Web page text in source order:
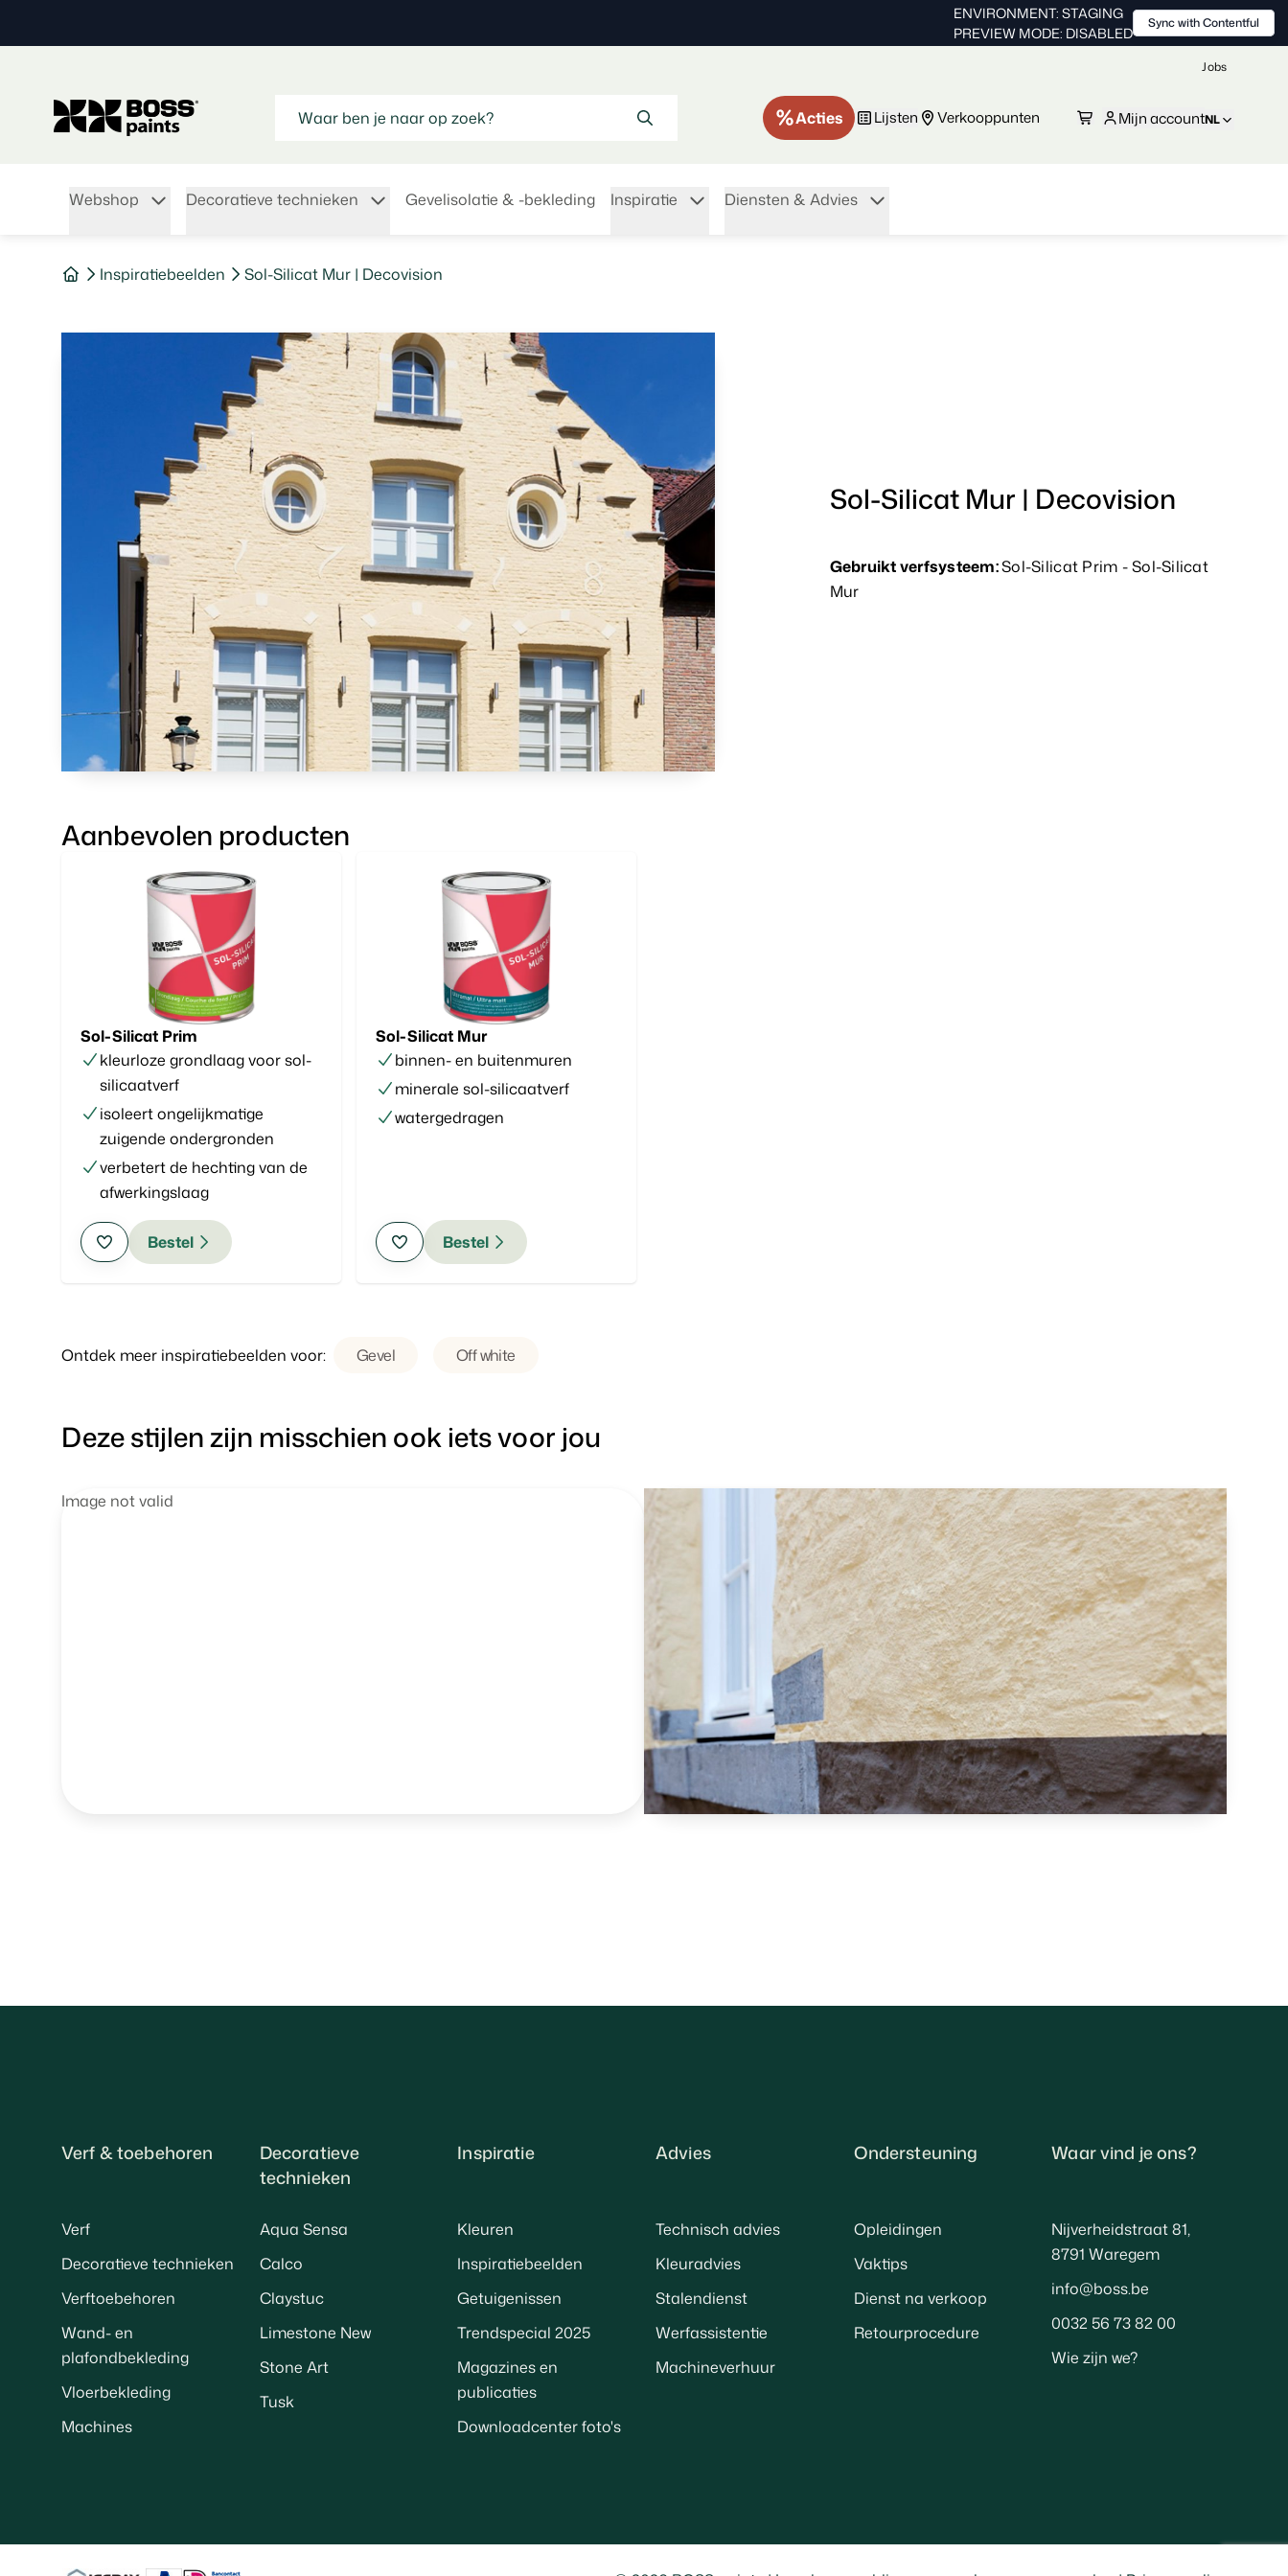
Jobs
Acties Lijsten Verkooppunten Mijn accountNL
Webshop Decoratieve technieken Gevelisolatie & -bekleding Inspiratie Diensten & Advies
Inspiratiebeelden Sol-Silicat Mur | Decovision
Sol-Silicat Mur | Decovision
Gebruikt verfsysteem:Sol-Silicat Prim - Sol-Silicat
Mur
Aanbevolen producten
Sol-Silicat Prim
kleurloze grondlaag voor sol-
silicaatverf
isoleert ongelijkmatige
zuigende ondergronden
verbetert de hechting van de
afwerkingslaag
Bestel
Sol-Silicat Mur
binnen- en buitenmuren
minerale sol-silicaatverf
watergedragen
Bestel
Ontdek meer inspiratiebeelden voor: Gevel Off white
Deze stijlen zijn misschien ook iets voor jou
Image not valid
Verf & toebehoren
Verf
Decoratieve technieken
Verftoebehoren
Wand- en
plafondbekleding
Vloerbekleding
Machines
Decoratieve
technieken
Aqua Sensa
Calco
Claystuc
Limestone New
Stone Art
Tusk
Inspiratie
Kleuren
Inspiratiebeelden
Getuigenissen
Trendspecial 2025
Magazines en
publicaties
Downloadcenter foto's
Advies
Technisch advies
Kleuradvies
Stalendienst
Werfassistentie
Machineverhuur
Ondersteuning
Opleidingen
Vaktips
Dienst na verkoop
Retourprocedure
Waar vind je ons?
Nijverheidstraat 81,
8791 Waregem
info@boss.be
0032 56 73 82 00
Wie zijn we?
ENVIRONMENT: STAGING
PREVIEW MODE: DISABLED
Sync with Contentful